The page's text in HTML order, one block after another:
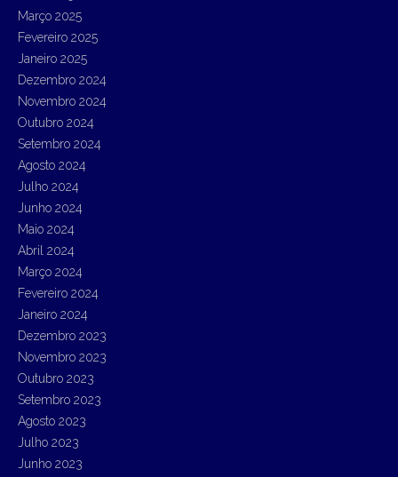
Março 2025
Fevereiro 2025
Janeiro 2025
Dezembro 2024
Novembro 2024
Outubro 2024
Setembro 2024
Agosto 2024
Julho 2024
Junho 2024
Maio 2024
Abril 2024
Março 2024
Fevereiro 2024
Janeiro 2024
Dezembro 2023
Novembro 2023
Outubro 2023
Setembro 2023
Agosto 2023
Julho 2023
Junho 2023